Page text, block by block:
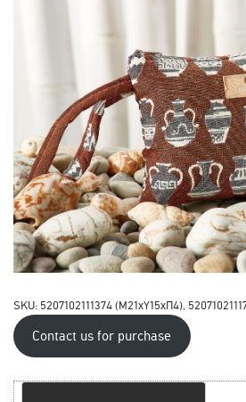
SKU: 5207102111374 (M21xY15xΠ4),
Contact us for purchase